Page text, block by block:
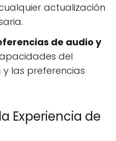
actualización
de audio y
del
y las preferencias
Experiencia de